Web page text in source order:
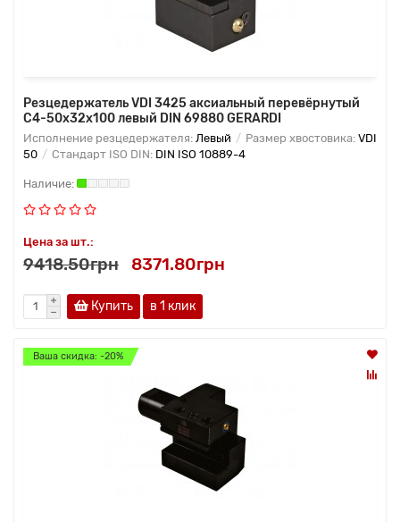
Резцедержатель VDI 3425 аксиальный перевёрнутый
C4-50х32x100 левый DIN 69880 GERARDI
Исполнение резцедержателя: Левый Размер хвостовика: VDI
50
Стандарт ISO DIN: DIN ISO 10889-4
Цена за шт.:
9418.50грн 8371.80грн
Купить в 1 клик
Ваша скидка: -20%